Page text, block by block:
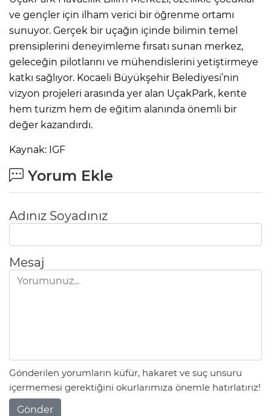
ve gençler için ilham verici bir öğrenme ortamı
sunuyor. Gerçek bir uçağın içinde bilimin temel
prensiplerini deneyimleme fırsatı sunan merkez,
geleceğin pilotlarını ve mühendislerini yetiştirmeye
katkı sağlıyor. Kocaeli Büyükşehir Belediyesi’nin
vizyon projeleri arasında yer alan UçakPark, kente
hem turizm hem de eğitim alanında önemli bir
değer kazandırdı.
Kaynak: IGF
Yorum Ekle
Adınız Soyadınız
Mesaj
Gönderilen yorumların küfür, hakaret ve suç unsuru
içermemesi gerektiğini okurlarımıza önemle hatırlatırız!
Gönder